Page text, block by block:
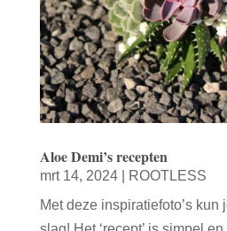
Aloe Demi’s recepten
mrt 14, 2024|
ROOTLESS
Met deze inspiratiefoto’s kun